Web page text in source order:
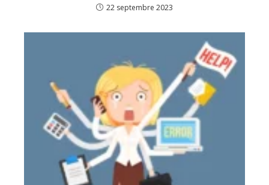
22 septembre 2023